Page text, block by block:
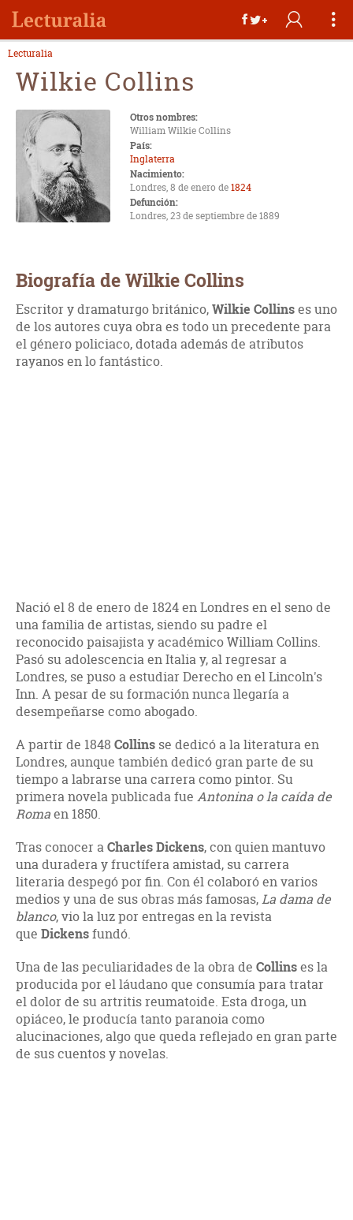
Lecturalia
Wilkie Collins
Otros nombres:
William Wilkie Collins
País:
Inglaterra
Nacimiento:
Londres, 8 de enero de1824
Defunción:
Londres, 23 de septiembre de 1889
Biografía de Wilkie Collins
Escritor y dramaturgo británico,Wilkie Collinses uno
de los autores cuya obra es todo un precedente para
el género policiaco, dotada además de atributos
rayanos en lo fantástico.
Nació el 8 de enero de 1824 en Londres en el seno de
una familia de artistas, siendo su padre el
reconocido paisajista y académico William Collins.
Pasó su adolescencia en Italia y, al regresar a
Londres, se puso a estudiar Derecho en el Lincoln's
Inn. A pesar de su formación nunca llegaría a
desempeñarse como abogado.
A partir de 1848 Collins se dedicó a la literatura en
Londres, aunque también dedicó gran parte de su
tiempo a labrarse una carrera como pintor. Su
primera novela publicada fue Antonina o la caída de
Romaen 1850.
Tras conocer aCharles Dickens, con quien mantuvo
una duradera y fructífera amistad, su carrera
literaria despegó por fin. Con él colaboró en varios
medios y una de sus obras más famosas,La dama de
blanco, vio la luz por entregas en la revista
que Dickensfundó.
Una de las peculiaridades de la obra de Collinses la
producida por el láudano que consumía para tratar
el dolor de su artritis reumatoide. Esta droga, un
opiáceo, le producía tanto paranoia como
alucinaciones, algo que queda reflejado en gran parte
de sus cuentos y novelas.